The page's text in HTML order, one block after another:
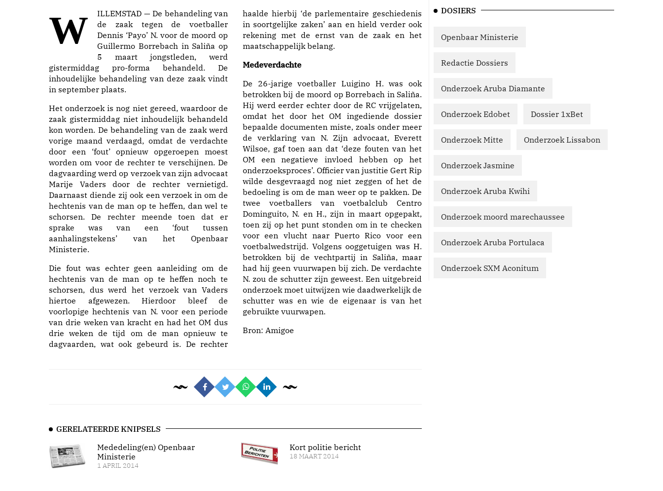
WILLEMSTAD — De behandeling van
de zaak tegen de voetballer
Dennis ‘Payo’ N. voor de moord op
Guillermo Borrebach in Saliña op
5 maart jongstleden, werd
gistermiddag pro-forma behandeld. De
inhoudelijke behandeling van deze zaak vindt
in september plaats.
Het onderzoek is nog niet gereed, waardoor de
zaak gistermiddag niet inhoudelijk behandeld
kon worden. De behandeling van de zaak werd
vorige maand verdaagd, omdat de verdachte
door een ‘fout’ opnieuw opgeroepen moest
worden om voor de rechter te verschijnen. De
dagvaarding werd op verzoek van zijn advocaat
Marije Vaders door de rechter vernietigd.
Daarnaast diende zij ook een verzoek in om de
hechtenis van de man op te heffen, dan wel te
schorsen. De rechter meende toen dat er
sprake was van een ‘fout tussen
aanhalingstekens’ van het Openbaar
Ministerie.
Die fout was echter geen aanleiding om de
hechtenis van de man op te heffen noch te
schorsen, dus werd het verzoek van Vaders
hiertoe afgewezen. Hierdoor bleef de
voorlopige hechtenis van N. voor een periode
van drie weken van kracht en had het OM dus
drie weken de tijd om de man opnieuw te
dagvaarden, wat ook gebeurd is. De rechter
haalde hierbij ‘de parlementaire geschiedenis
in soortgelijke zaken’ aan en hield verder ook
rekening met de ernst van de zaak en het
maatschappelijk belang.
Medeverdachte
De 26-jarige voetballer Luigino H. was ook
betrokken bij de moord op Borrebach in Saliña.
Hij werd eerder echter door de RC vrijgelaten,
omdat het door het OM ingediende dossier
bepaalde documenten miste, zoals onder meer
de verklaring van N. Zijn advocaat, Everett
Wilsoe, gaf toen aan dat ‘deze fouten van het
OM een negatieve invloed hebben op het
onderzoeksproces’. Officier van justitie Gert Rip
wilde desgevraagd nog niet zeggen of het de
bedoeling is om de man weer op te pakken. De
twee voetballers van voetbalclub Centro
Dominguito, N. en H., zijn in maart opgepakt,
toen zij op het punt stonden om in te checken
voor een vlucht naar Puerto Rico voor een
voetbalwedstrijd. Volgens ooggetuigen was H.
betrokken bij de vechtpartij in Saliña, maar
had hij geen vuurwapen bij zich. De verdachte
N. zou de schutter zijn geweest. Een uitgebreid
onderzoek moet uitwijzen wie daadwerkelijk de
schutter was en wie de eigenaar is van het
gebruikte vuurwapen.
Bron: Amigoe
GERELATEERDE KNIPSELS
Mededeling(en) Openbaar
Ministerie
1 APRIL 2014
Kort politie bericht
18 MAART 2014
DOSIERS
Openbaar Ministerie
Redactie Dossiers
Onderzoek Aruba Diamante
Onderzoek Edobet Dossier 1xBet
Onderzoek Mitte Onderzoek Lissabon
Onderzoek Jasmine
Onderzoek Aruba Kwihi
Onderzoek moord marechaussee
Onderzoek Aruba Portulaca
Onderzoek SXM Aconitum